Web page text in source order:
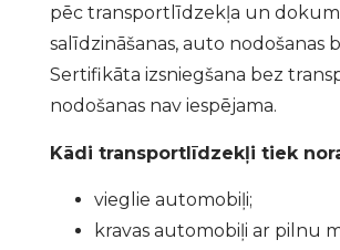
pēc transportlīdzekļa un
salīdzināšanas, auto nodošanas
Sertifikāta izsniegšana bez
nodošanas nav iespējama.
Kādi transportlīdzekļi tiek
vieglie automobiļi;
kravas automobiļi ar pilnu